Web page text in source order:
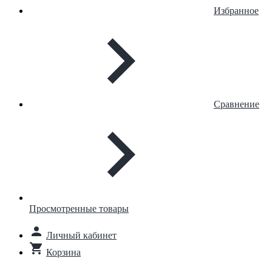
Избранное
Сравнение
Просмотренные товары
Личный кабинет
Корзина